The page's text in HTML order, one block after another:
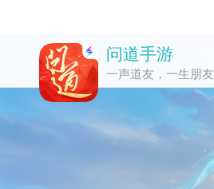
问道手游
一声道友，一生朋友